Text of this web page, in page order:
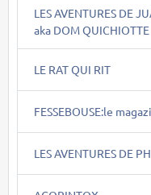
LES AVENTURES DE
aka DOM QUICHIOTTE
LE RAT QUI RIT
FESSEBOUSE:le
LES AVENTURES DE